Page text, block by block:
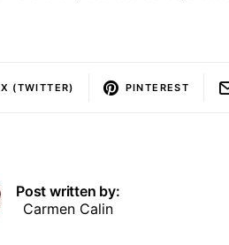
X (TWITTER) PINTEREST
Post written by:
Carmen Calin